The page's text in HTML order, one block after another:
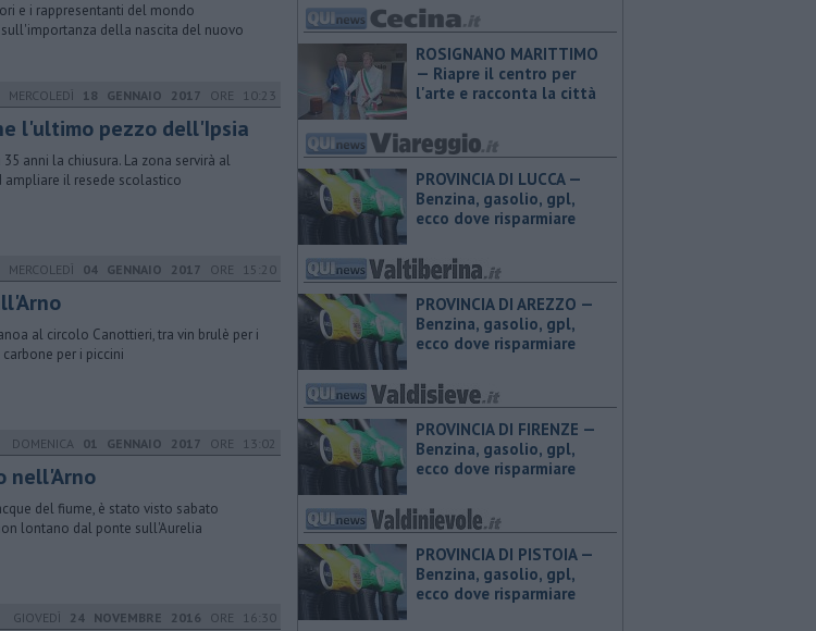
e i rappresentanti del mondo
della nascita del nuovo
MERCOLEDÌ 18 GENNAIO 2017 ORE 10:23
l'ultimo pezzo dell'Ipsia
anni la chiusura. La zona servirà al
il resede scolastico
MERCOLEDÌ 04 GENNAIO 2017 ORE 15:20
al circolo Canottieri, tra vin brulè per i
per i piccini
DOMENICA 01 GENNAIO 2017 ORE 13:02
nell'Arno
del fiume, è stato visto sabato
lontano dal ponte sull'Aurelia
GIOVEDÌ 24 NOVEMBRE 2016 ORE 16:30
ROSIGNANO MARITTIMO
— Riapre il centro per
l'arte e racconta la città
PROVINCIA DI LUCCA — ​
Benzina, gasolio, gpl,
ecco dove risparmiare
PROVINCIA DI AREZZO — ​
Benzina, gasolio, gpl,
ecco dove risparmiare
PROVINCIA DI FIRENZE — ​
Benzina, gasolio, gpl,
ecco dove risparmiare
PROVINCIA DI PISTOIA — ​
Benzina, gasolio, gpl,
ecco dove risparmiare